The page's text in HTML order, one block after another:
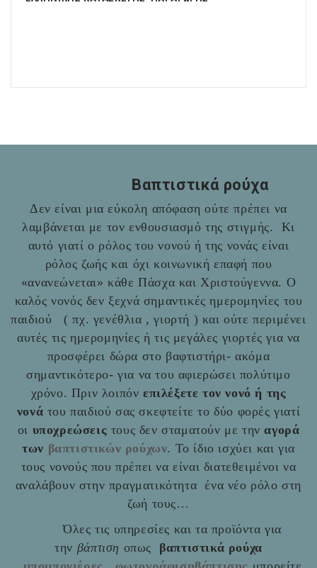
Βαπτιστικά ρούχα
Δεν είναι μια εύκολη απόφαση ούτε πρέπει να
λαμβάνεται με τον ενθουσιασμό της στιγμής. Κι
αυτό γιατί ο ρόλος του νονού ή της νονάς είναι
ρόλος ζωής και όχι κοινωνική επαφή που
«ανανεώνεται» κάθε Πάσχα και Χριστούγεννα. Ο
καλός νονός δεν ξεχνά σημαντικές ημερομηνίες του
παιδιού ( πχ. γενέθλια , γιορτή ) και ούτε περιμένει
αυτές τις ημερομηνίες ή τις μεγάλες γιορτές για να
προσφέρει δώρα στο βαφτιστήρι- ακόμα
σημαντικότερο- για να του αφιερώσει πολύτιμο
χρόνο. Πριν λοιπόν επιλέξετε τον νονό ή της
νονά του παιδιού σας σκεφτείτε το δύο φορές γιατί
οι υποχρεώσεις τους δεν σταματούν με τηναγορά
των βαπτιστικών ρούχων. Το ίδιο ισχύει και για
τους νονούς που πρέπει να είναι διατεθειμένοι να
αναλάβουν στην πραγματικότητα ένα νέο ρόλο στη
ζωή τους…
Όλες τις υπηρεσίες και τα προϊόντα για
την βάπτιση οπως
βαπτιστικά ρούχα